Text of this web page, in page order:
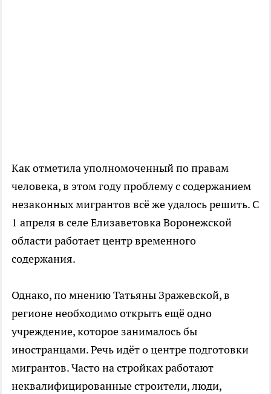
Как отметила уполномоченный по правам
человека, в этом году проблему с содержанием
незаконных мигрантов всё же удалось решить. С
1 апреля в селе Елизаветовка Воронежской
области работает центр временного
содержания.
Однако, по мнению Татьяны Зражевской, в
регионе необходимо открыть ещё одно
учреждение, которое занималось бы
иностранцами. Речь идёт о центре подготовки
мигрантов. Часто на стройках работают
неквалифицированные строители, люди,